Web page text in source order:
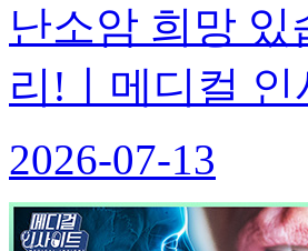
난소암 희망 있
리!ㅣ메디컬
2026-07-13